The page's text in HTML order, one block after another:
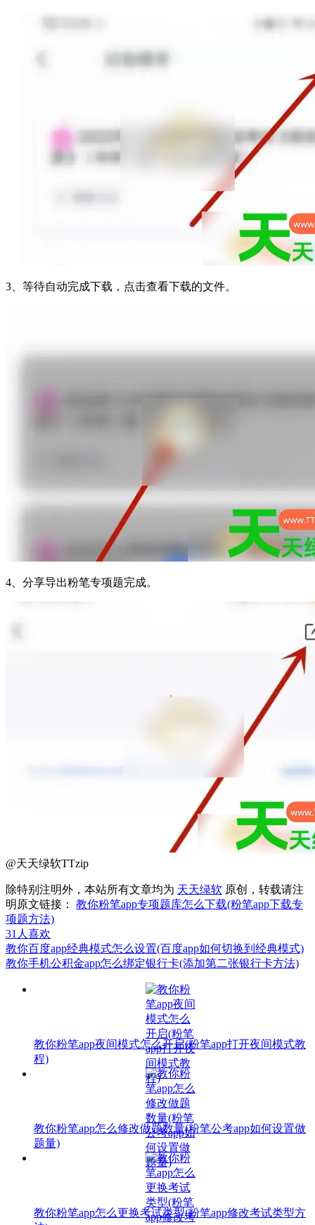
3、等待自动完成下载，点击查看下载的文件。
4、分享导出粉笔专项题完成。
@天天绿软TTzip
除特别注明外，本站所有文章均为 天天绿软 原创，转载请注
明原文链接： 教你粉笔app专项题库怎么下载(粉笔app下载专
项题方法)
31 人喜欢
教你百度app经典模式怎么设置(百度app如何切换到经典模式)
教你手机公积金app怎么绑定银行卡(添加第二张银行卡方法)
教你粉笔app夜间模式怎么开启(粉笔app打开夜间模式教
程)
教你粉笔app怎么修改做题数量(粉笔公考app如何设置做
题量)
教你粉笔app怎么更换考试类型(粉笔app修改考试类型方